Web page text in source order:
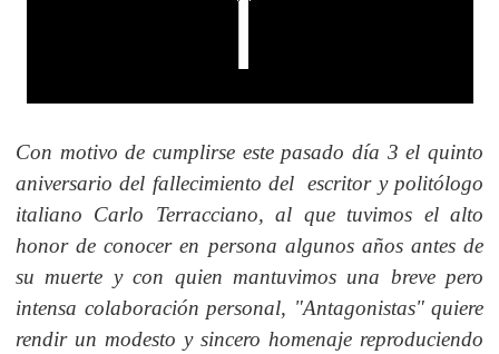
Con motivo de cumplirse este pasado día 3 el quinto
aniversario del fallecimiento del escritor y politólogo
italiano Carlo Terracciano, al que tuvimos el alto
honor de conocer en persona algunos años antes de
su muerte y con quien mantuvimos una breve pero
intensa colaboración personal, "Antagonistas" quiere
rendir un modesto y sincero homenaje reproduciendo